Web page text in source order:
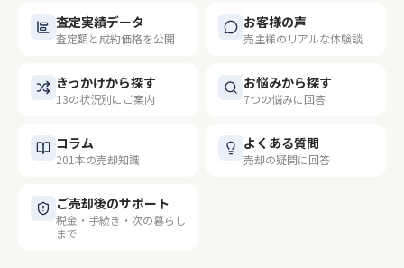
査定実績データ
査定額と成約価格を公開
お客様の声
売主様のリアルな体験談
きっかけから探す
13の状況別にご案内
お悩みから探す
7つの悩みに回答
コラム
201本の売却知識
よくある質問
売却の疑問に回答
ご売却後のサポート
税金・手続き・次の暮らし
まで